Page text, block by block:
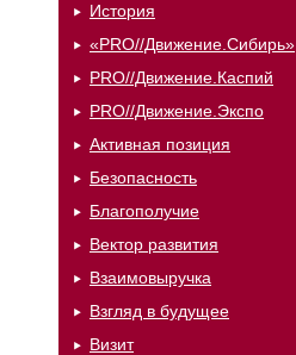
История
«PRO//Движение.Сибирь»
PRO//Движение.Каспий
PRO//Движение.Экспо
Активная позиция
Безопасность
Благополучие
Вектор развития
Взаимовыручка
Взгляд в будущее
Визит